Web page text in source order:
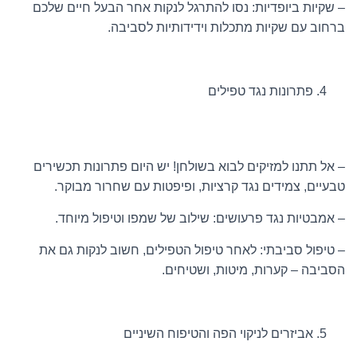
– שקיות ביופדיות: נסו להתרגל לנקות אחר הבעל חיים שלכם
ברחוב עם שקיות מתכלות וידידותיות לסביבה.
פתרונות נגד טפילים
– אל תתנו למזיקים לבוא בשולחן! יש היום פתרונות תכשירים
טבעיים, צמידים נגד קרציות, ופיפטות עם שחרור מבוקר.
– אמבטיות נגד פרעושים: שילוב של שמפו וטיפול מיוחד.
– טיפול סביבתי: לאחר טיפול הטפילים, חשוב לנקות גם את
הסביבה – קערות, מיטות, ושטיחים.
אביזרים לניקוי הפה והטיפוח השיניים